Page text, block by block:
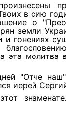
в сию
о
земли
гонениях
эта молитва
"Отче
иерей